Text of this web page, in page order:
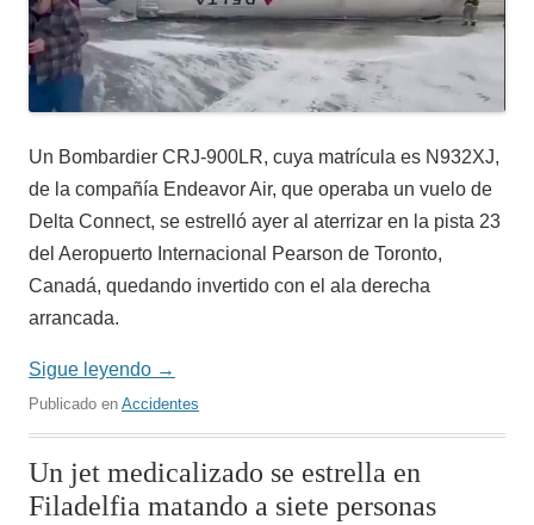
Un Bombardier CRJ-900LR, cuya matrícula es N932XJ,
de la compañía Endeavor Air, que operaba un vuelo de
Delta Connect, se estrelló ayer al aterrizar en la pista 23
del Aeropuerto Internacional Pearson de Toronto,
Canadá, quedando invertido con el ala derecha
arrancada.
Sigue leyendo →
Publicado en Accidentes
Un jet medicalizado se estrella en
Filadelfia matando a siete personas